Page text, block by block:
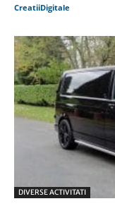
CreatiiDigitale
DIVERSE ACTIVITATI